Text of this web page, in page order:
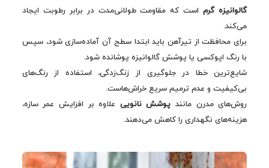
گالوانیزه گرماست که مقاومت طولانی‌مدت در برابر رطوبت ایجاد
می‌کند.
برای محافظت از تیرآهن باید ابتدا سطح آن آماده‌سازی شود، سپس
با رنگ اپوکسی یا پوشش گالوانیزه پوشانده شود.
شایع‌ترین خطا در جلوگیری از زنگ‌زدگی، استفاده از رنگ‌های
بی‌کیفیت و عدم ترمیم سریع خراش‌هاست.
روش‌های مدرن مانند پوشش نانویی علاوه بر افزایش عمر سازه،
هزینه‌های نگهداری را کاهش می‌دهند.